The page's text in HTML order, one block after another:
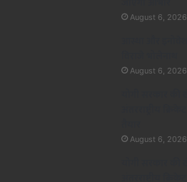
August 6, 2026
August 6, 2026
August 6, 2026